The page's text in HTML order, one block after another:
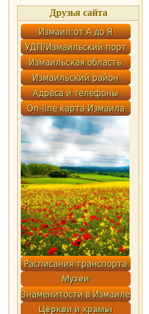
Друзья сайта